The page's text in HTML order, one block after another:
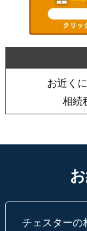
お近く
相続
チェスターの